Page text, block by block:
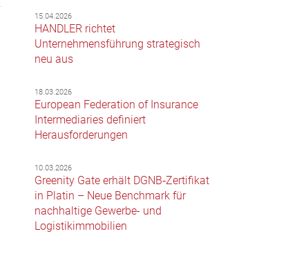
15.04.2026
HANDLER richtet
Unternehmensführung strategisch
neu aus
18.03.2026
European Federation of Insurance
Intermediaries definiert
Herausforderungen
10.03.2026
Greenity Gate erhält DGNB‑Zertifikat
in Platin – Neue Benchmark für
nachhaltige Gewerbe- und
Logistikimmobilien